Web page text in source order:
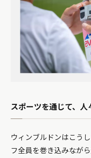
スポーツを通じて、人
ウィンブルドンはこう
フ全員を巻き込みなが